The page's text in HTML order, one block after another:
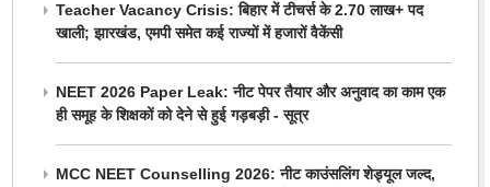
Teacher Vacancy Crisis: बिहार में टीचर्स के 2.70 लाख+ पद
खाली; झारखंड, एमपी समेत कई राज्यों में हजारों वैकेंसी
NEET 2026 Paper Leak: नीट पेपर तैयार और अनुवाद का काम एक
ही समूह के शिक्षकों को देने से हुई गड़बड़ी - सूत्र
MCC NEET Counselling 2026: नीट काउंसलिंग शेड्यूल जल्द,